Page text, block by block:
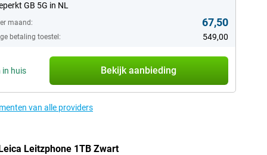
GB 5G in NL
maand: 67,50
betaling toestel: 549,00
in huis Bekijk aanbieding
van alle providers
Leitzphone 1TB Zwart